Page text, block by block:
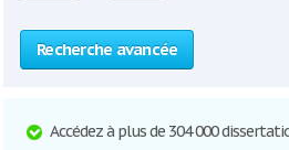
Recherche avancée
Accédez à plus de 304 000